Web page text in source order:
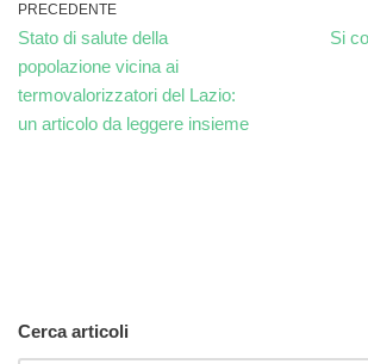
PRECEDENTE
Stato di salute della
popolazione vicina ai
termovalorizzatori del Lazio:
un articolo da leggere insieme
Si
Cerca articoli